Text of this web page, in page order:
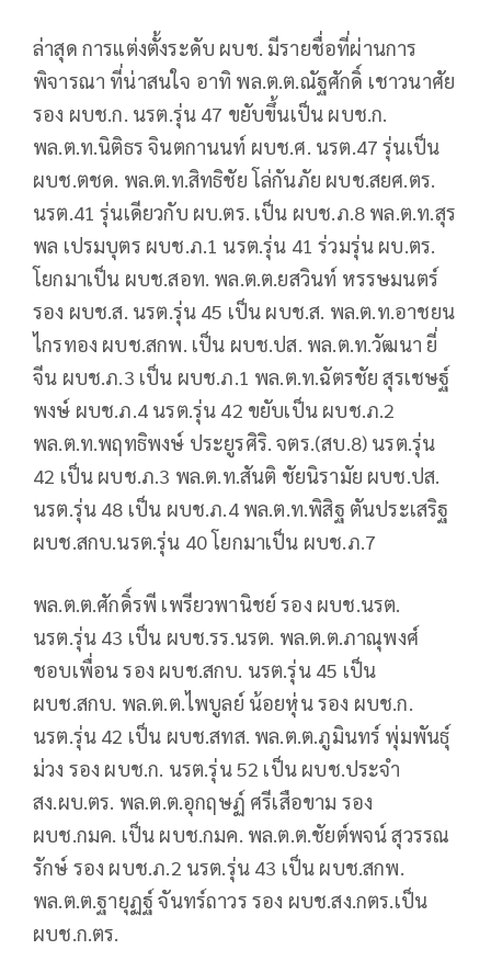
ล่าสุด การแต่งตั้งระดับ ผบช. มีรายชื่อที่ผ่านการ
พิจารณา ที่น่าสนใจ อาทิ พล.ต.ต.ณัฐศักดิ์ เชาวนาศัย
รอง ผบช.ก. นรต.รุ่น 47 ขยับขึ้นเป็น ผบช.ก.
พล.ต.ท.นิติธร จินตกานนท์ ผบช.ศ. นรต.47 รุ่นเป็น
ผบช.ตชด. พล.ต.ท.สิทธิชัย โล่กันภัย ผบช.สยศ.ตร.
นรต.41 รุ่นเดียวกับ ผบ.ตร. เป็น ผบช.ภ.8 พล.ต.ท.สุร
พล เปรมบุตร ผบช.ภ.1 นรต.รุ่น 41 ร่วมรุ่น ผบ.ตร.
โยกมาเป็น ผบช.สอท. พล.ต.ต.ยสวินท์ หรรษมนตร์
รอง ผบช.ส. นรต.รุ่น 45 เป็น ผบช.ส. พล.ต.ท.อาชยน
ไกรทอง ผบช.สกพ. เป็น ผบช.ปส. พล.ต.ท.วัฒนา ยี่
จีน ผบช.ภ.3 เป็น ผบช.ภ.1 พล.ต.ท.ฉัตรชัย สุรเชษฐ์
พงษ์ ผบช.ภ.4 นรต.รุ่น 42 ขยับเป็น ผบช.ภ.2
พล.ต.ท.พฤทธิพงษ์ ประยูรศิริ. จตร.(สบ.8) นรต.รุ่น
42 เป็น ผบช.ภ.3 พล.ต.ท.สันติ ชัยนิรามัย ผบช.ปส.
นรต.รุ่น 48 เป็น ผบช.ภ.4 พล.ต.ท.พิสิฐ ตันประเสริฐ
ผบช.สกบ.นรต.รุ่น 40 โยกมาเป็น ผบช.ภ.7
พล.ต.ต.ศักดิ์รพี เพรียวพานิชย์ รอง ผบช.นรต.
นรต.รุ่น 43 เป็น ผบช.รร.นรต. พล.ต.ต.ภาณุพงศ์
ชอบเพื่อน รอง ผบช.สกบ. นรต.รุ่น 45 เป็น
ผบช.สกบ. พล.ต.ต.ไพบูลย์ น้อยหุ่น รอง ผบช.ก.
นรต.รุ่น 42 เป็น ผบช.สทส. พล.ต.ต.ภูมินทร์ พุ่มพันธุ์
ม่วง รอง ผบช.ก. นรต.รุ่น 52 เป็น ผบช.ประจำ
สง.ผบ.ตร. พล.ต.ต.อุกฤษฏ์ ศรีเสือขาม รอง
ผบช.กมค. เป็น ผบช.กมค. พล.ต.ต.ชัยต์พจน์ สุวรรณ
รักษ์ รอง ผบช.ภ.2 นรต.รุ่น 43 เป็น ผบช.สกพ.
พล.ต.ต.ฐายุฏฐ์ จันทร์ถาวร รอง ผบช.สง.กตร.เป็น
ผบช.ก.ตร.